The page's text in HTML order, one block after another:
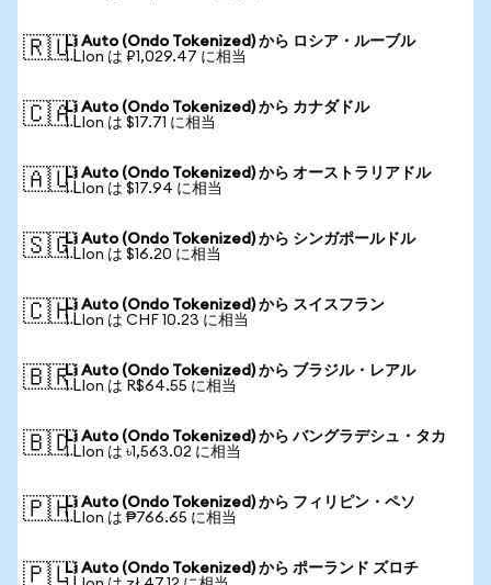
🇷🇺Li Auto (Ondo Tokenized) から ロシア・ルーブル
1 LIon は ₽1,029.47 に相当
🇨🇦Li Auto (Ondo Tokenized) から カナダドル
1 LIon は $17.71 に相当
🇦🇺Li Auto (Ondo Tokenized) から オーストラリアドル
1 LIon は $17.94 に相当
🇸🇬Li Auto (Ondo Tokenized) から シンガポールドル
1 LIon は $16.20 に相当
🇨🇭Li Auto (Ondo Tokenized) から スイスフラン
1 LIon は CHF 10.23 に相当
🇧🇷Li Auto (Ondo Tokenized) から ブラジル・レアル
1 LIon は R$64.55 に相当
🇧🇩Li Auto (Ondo Tokenized) から バングラデシュ・タカ
1 LIon は ৳1,563.02 に相当
🇵🇭Li Auto (Ondo Tokenized) から フィリピン・ペソ
1 LIon は ₱766.65 に相当
🇵🇱Li Auto (Ondo Tokenized) から ポーランド ズロチ